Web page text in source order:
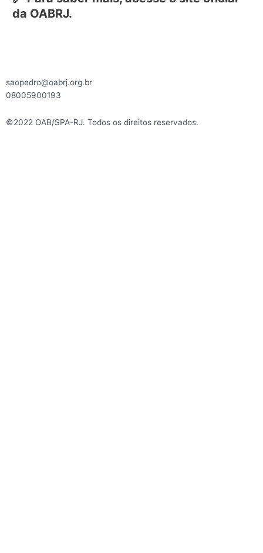
da OABRJ.
saopedro@oabrj.org.br
08005900193
©2022 OAB/SPA-RJ. Todos os direitos reservados.